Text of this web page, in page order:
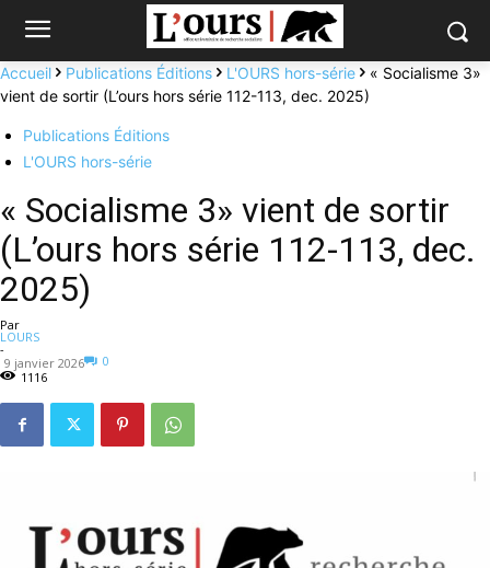
Accueil Publications Éditions L'OURS hors-série
« Socialisme 3»
vient de sortir (L’ours hors série 112-113, dec. 2025)
Publications Éditions
L'OURS hors-série
« Socialisme 3» vient de sortir
(L’ours hors série 112-113, dec.
2025)
Par
LOURS
-
9 janvier 2026
0
1116